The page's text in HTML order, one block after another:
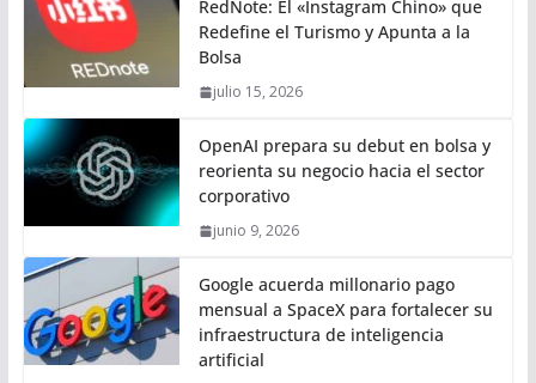
RedNote: El «Instagram Chino» que
Redefine el Turismo y Apunta a la
Bolsa
julio 15, 2026
OpenAI prepara su debut en bolsa y
reorienta su negocio hacia el sector
corporativo
junio 9, 2026
Google acuerda millonario pago
mensual a SpaceX para fortalecer su
infraestructura de inteligencia
artificial